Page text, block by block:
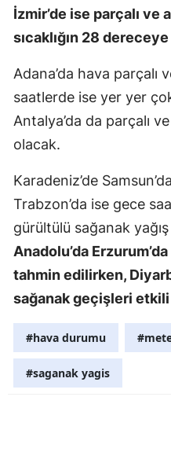
İzmir’de ise parçalı
sıcaklığın 28
Adana’da hava parçalı
saatlerde ise yer yer
Antalya’da da parçalı
olacak.
Karadeniz’de
Trabzon’da ise gece
gürültülü sağanak
Anadolu’da
tahmin edilirken,
sağanak geçişleri
#hava durumu
#saganak yagis